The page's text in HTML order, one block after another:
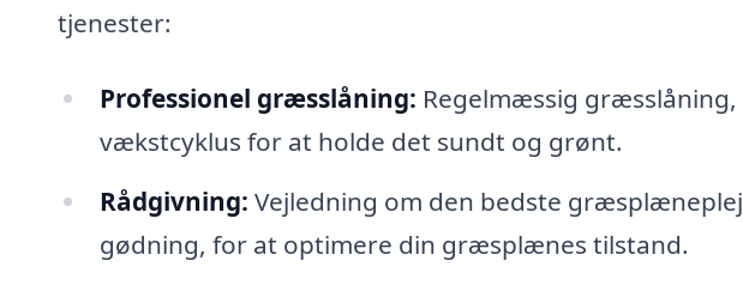
tjenester:
Professionel græsslåning: Regelmæssig
vækstcyklus for at holde det sundt og grønt.
Rådgivning: Vejledning om den bedste
gødning, for at optimere din græsplænes tilstand.